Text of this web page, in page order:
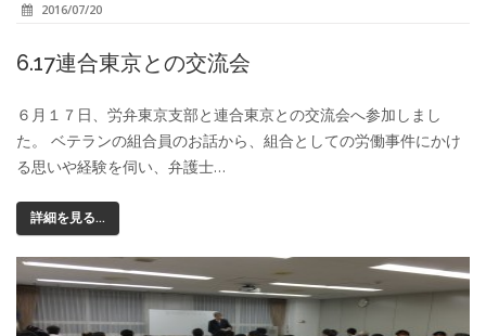
2016/07/20
6.17連合東京との交流会
６月１７日、労弁東京支部と連合東京との交流会へ参加しまし
た。 ベテランの組合員のお話から、組合としての労働事件にかけ
る思いや経験を伺い、弁護士…
詳細を見る...